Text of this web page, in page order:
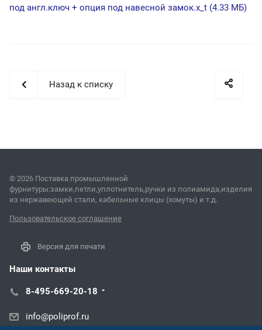
под англ.ключ + опция под навесной замок.x_t (4.33 МБ)
Назад к списку
© 2026 Поставка промышленной
фурнитуры:замки,петли,уплотнитель,ручки из полиамида,изделия
из нержавеющей стали, кабельные клицы (хомуты) и т.д.
Пользовательское соглашение
Версия для печати
Наши контакты
8-495-669-20-18
info@poliprof.ru